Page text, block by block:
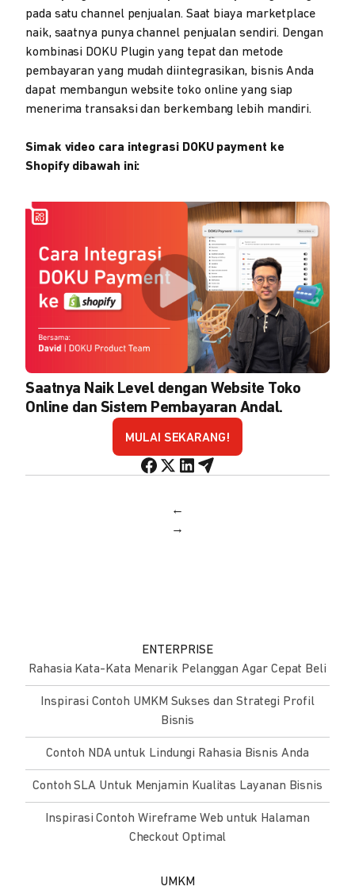
pada satu channel penjualan. Saat biaya marketplace
naik, saatnya punya channel penjualan sendiri. Dengan
kombinasi DOKU Plugin yang tepat dan metode
pembayaran yang mudah diintegrasikan, bisnis Anda
dapat membangun website toko online yang siap
menerima transaksi dan berkembang lebih mandiri.
Simak video cara integrasi DOKU payment ke
Shopify dibawah ini:
Saatnya Naik Level dengan Website Toko
Online dan Sistem Pembayaran Andal.
MULAI SEKARANG!
←
→
ENTERPRISE
Rahasia Kata-Kata Menarik Pelanggan Agar Cepat Beli
Inspirasi Contoh UMKM Sukses dan Strategi Profil
Bisnis
Contoh NDA untuk Lindungi Rahasia Bisnis Anda
Contoh SLA Untuk Menjamin Kualitas Layanan Bisnis
Inspirasi Contoh Wireframe Web untuk Halaman
Checkout Optimal
UMKM